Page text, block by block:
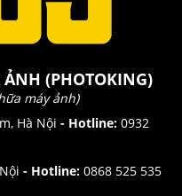
ẢNH (PHOTOKING)
máy ảnh)
Hà Nội - Hotline: 0932
- Hotline: 0868 525 535